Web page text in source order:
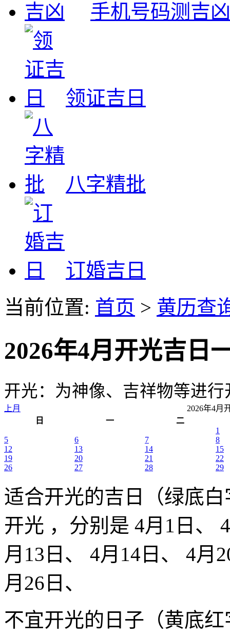
手机号码测吉凶
领证吉日
八字精批
订婚吉日
当前位置: 首页 > 黄历查
2026年4月开光吉日
开光：为神像、吉祥物等进
上月
2026年4月
日
一
二
1
5
6 7
8
12
13 14
15
19
20 21
22
26
27 28 29
适合开光的吉日（绿底白
开光 ，分别是 4月1日、
月13日、 4月14日、 4月
月26日、
不宜开光的日子（黄底红